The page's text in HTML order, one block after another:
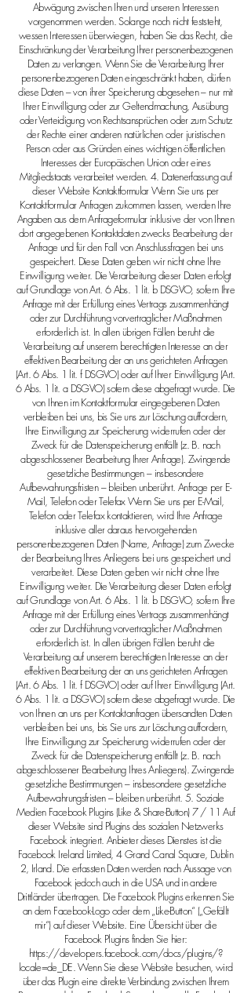
Abwägung zwischen Ihren und unseren Interessen
vorgenommen werden. Solange noch nicht feststeht,
wessen Interessen überwiegen, haben Sie das Recht, die
Einschränkung der Verarbeitung Ihrer personenbezogenen
Daten zu verlangen. Wenn Sie die Verarbeitung Ihrer
personenbezogenen Daten eingeschränkt haben, dürfen
diese Daten – von ihrer Speicherung abgesehen – nur mit
Ihrer Einwilligung oder zur Geltendmachung, Ausübung
oder Verteidigung von Rechtsansprüchen oder zum Schutz
der Rechte einer anderen natürlichen oder juristischen
Person oder aus Gründen eines wichtigen öffentlichen
Interesses der Europäischen Union oder eines
Mitgliedstaats verarbeitet werden. 4. Datenerfassung auf
dieser Website Kontaktformular Wenn Sie uns per
Kontaktformular Anfragen zukommen lassen, werden Ihre
Angaben aus dem Anfrageformular inklusive der von Ihnen
dort angegebenen Kontaktdaten zwecks Bearbeitung der
Anfrage und für den Fall von Anschlussfragen bei uns
gespeichert. Diese Daten geben wir nicht ohne Ihre
Einwilligung weiter. Die Verarbeitung dieser Daten erfolgt
auf Grundlage von Art. 6 Abs. 1 lit. b DSGVO, sofern Ihre
Anfrage mit der Erfüllung eines Vertrags zusammenhängt
oder zur Durchführung vorvertraglicher Maßnahmen
erforderlich ist. In allen übrigen Fällen beruht die
Verarbeitung auf unserem berechtigten Interesse an der
effektiven Bearbeitung der an uns gerichteten Anfragen
(Art. 6 Abs. 1 lit. f DSGVO) oder auf Ihrer Einwilligung (Art.
6 Abs. 1 lit. a DSGVO) sofern diese abgefragt wurde. Die
von Ihnen im Kontaktformular eingegebenen Daten
verbleiben bei uns, bis Sie uns zur Löschung auffordern,
Ihre Einwilligung zur Speicherung widerrufen oder der
Zweck für die Datenspeicherung entfällt (z. B. nach
abgeschlossener Bearbeitung Ihrer Anfrage). Zwingende
gesetzliche Bestimmungen – insbesondere
Aufbewahrungsfristen – bleiben unberührt. Anfrage per E-
Mail, Telefon oder Telefax Wenn Sie uns per E-Mail,
Telefon oder Telefax kontaktieren, wird Ihre Anfrage
inklusive aller daraus hervorgehenden
personenbezogenen Daten (Name, Anfrage) zum Zwecke
der Bearbeitung Ihres Anliegens bei uns gespeichert und
verarbeitet. Diese Daten geben wir nicht ohne Ihre
Einwilligung weiter. Die Verarbeitung dieser Daten erfolgt
auf Grundlage von Art. 6 Abs. 1 lit. b DSGVO, sofern Ihre
Anfrage mit der Erfüllung eines Vertrags zusammenhängt
oder zur Durchführung vorvertraglicher Maßnahmen
erforderlich ist. In allen übrigen Fällen beruht die
Verarbeitung auf unserem berechtigten Interesse an der
effektiven Bearbeitung der an uns gerichteten Anfragen
(Art. 6 Abs. 1 lit. f DSGVO) oder auf Ihrer Einwilligung (Art.
6 Abs. 1 lit. a DSGVO) sofern diese abgefragt wurde. Die
von Ihnen an uns per Kontaktanfragen übersandten Daten
verbleiben bei uns, bis Sie uns zur Löschung auffordern,
Ihre Einwilligung zur Speicherung widerrufen oder der
Zweck für die Datenspeicherung entfällt (z. B. nach
abgeschlossener Bearbeitung Ihres Anliegens). Zwingende
gesetzliche Bestimmungen – insbesondere gesetzliche
Aufbewahrungsfristen – bleiben unberührt. 5. Soziale
Medien Facebook Plugins (Like & Share-Button) 7 / 11 Auf
dieser Website sind Plugins des sozialen Netzwerks
Facebook integriert. Anbieter dieses Dienstes ist die
Facebook Ireland Limited, 4 Grand Canal Square, Dublin
2, Irland. Die erfassten Daten werden nach Aussage von
Facebook jedoch auch in die USA und in andere
Drittländer übertragen. Die Facebook Plugins erkennen Sie
an dem Facebook-Logo oder dem „Like-Button“ („Gefällt
mir“) auf dieser Website. Eine Übersicht über die
Facebook Plugins finden Sie hier:
https://developers.facebook.com/docs/plugins/?
locale=de_DE.Wenn Sie diese Website besuchen, wird
über das Plugin eine direkte Verbindung zwischen Ihrem